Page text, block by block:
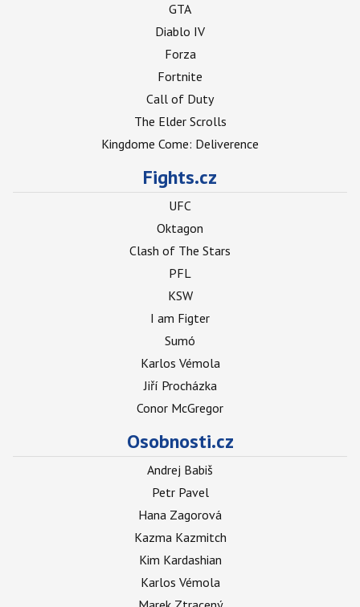
GTA
Diablo IV
Forza
Fortnite
Call of Duty
The Elder Scrolls
Kingdome Come: Deliverence
Fights.cz
UFC
Oktagon
Clash of The Stars
PFL
KSW
I am Figter
Sumó
Karlos Vémola
Jiří Procházka
Conor McGregor
Osobnosti.cz
Andrej Babiš
Petr Pavel
Hana Zagorová
Kazma Kazmitch
Kim Kardashian
Karlos Vémola